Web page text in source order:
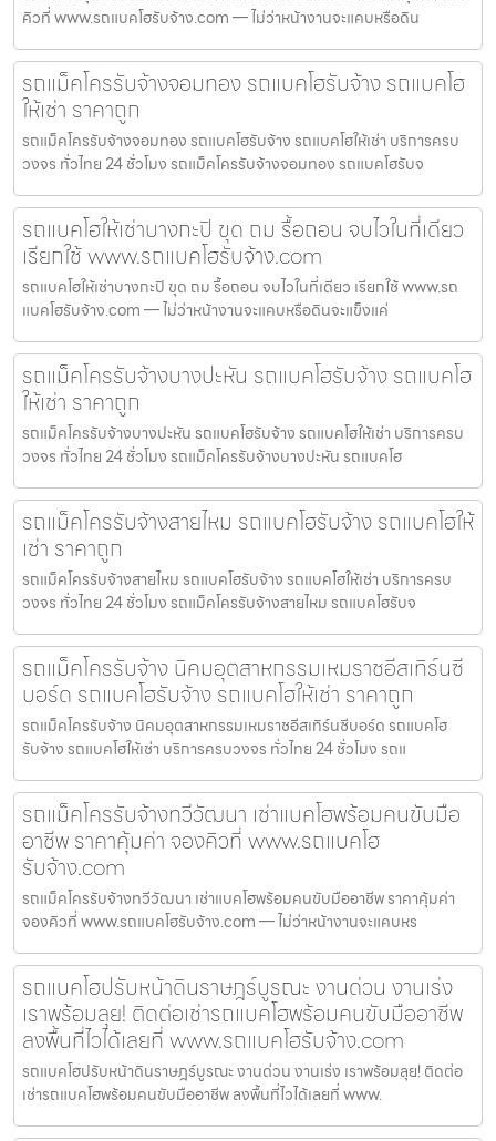
คิวที่ www.รถแบคโฮรับจ้าง.com — ไม่ว่าหน้างานจะแคบหรือดิน
รถแม็คโครรับจ้างจอมทอง รถแบคโฮรับจ้าง รถแบคโฮ
ให้เช่า ราคาถูก
รถแม็คโครรับจ้างจอมทอง รถแบคโฮรับจ้าง รถแบคโฮให้เช่า บริการครบ
วงจร ทั่วไทย 24 ชั่วโมง รถแม็คโครรับจ้างจอมทอง รถแบคโฮรับจ
รถแบคโฮให้เช่าบางกะปิ ขุด ถม รื้อถอน จบไวในที่เดียว
เรียกใช้ www.รถแบคโฮรับจ้าง.com
รถแบคโฮให้เช่าบางกะปิ ขุด ถม รื้อถอน จบไวในที่เดียว เรียกใช้ www.รถ
แบคโฮรับจ้าง.com — ไม่ว่าหน้างานจะแคบหรือดินจะแข็งแค่
รถแม็คโครรับจ้างบางปะหัน รถแบคโฮรับจ้าง รถแบคโฮ
ให้เช่า ราคาถูก
รถแม็คโครรับจ้างบางปะหัน รถแบคโฮรับจ้าง รถแบคโฮให้เช่า บริการครบ
วงจร ทั่วไทย 24 ชั่วโมง รถแม็คโครรับจ้างบางปะหัน รถแบคโฮ
รถแม็คโครรับจ้างสายไหม รถแบคโฮรับจ้าง รถแบคโฮให้
เช่า ราคาถูก
รถแม็คโครรับจ้างสายไหม รถแบคโฮรับจ้าง รถแบคโฮให้เช่า บริการครบ
วงจร ทั่วไทย 24 ชั่วโมง รถแม็คโครรับจ้างสายไหม รถแบคโฮรับจ
รถแม็คโครรับจ้าง นิคมอุตสาหกรรมเหมราชอีสเทิร์นซี
บอร์ด รถแบคโฮรับจ้าง รถแบคโฮให้เช่า ราคาถูก
รถแม็คโครรับจ้าง นิคมอุตสาหกรรมเหมราชอีสเทิร์นซีบอร์ด รถแบคโฮ
รับจ้าง รถแบคโฮให้เช่า บริการครบวงจร ทั่วไทย 24 ชั่วโมง รถแ
รถแม็คโครรับจ้างทวีวัฒนา เช่าแบคโฮพร้อมคนขับมือ
อาชีพ ราคาคุ้มค่า จองคิวที่ www.รถแบคโฮ
รับจ้าง.com
รถแม็คโครรับจ้างทวีวัฒนา เช่าแบคโฮพร้อมคนขับมืออาชีพ ราคาคุ้มค่า
จองคิวที่ www.รถแบคโฮรับจ้าง.com — ไม่ว่าหน้างานจะแคบหร
รถแบคโฮปรับหน้าดินราษฎร์บูรณะ งานด่วน งานเร่ง
เราพร้อมลุย! ติดต่อเช่ารถแบคโฮพร้อมคนขับมืออาชีพ
ลงพื้นที่ไวได้เลยที่ www.รถแบคโฮรับจ้าง.com
รถแบคโฮปรับหน้าดินราษฎร์บูรณะ งานด่วน งานเร่ง เราพร้อมลุย! ติดต่อ
เช่ารถแบคโฮพร้อมคนขับมืออาชีพ ลงพื้นที่ไวได้เลยที่ www.